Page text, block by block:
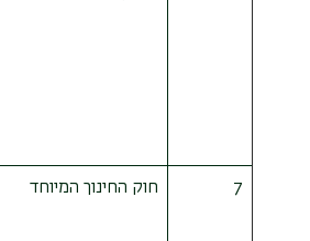
7 חוק החינוך המיוחד